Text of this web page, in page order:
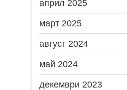
април 2025
март 2025
август 2024
май 2024
декември 2023